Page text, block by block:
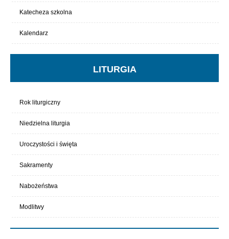
Katecheza szkolna
Kalendarz
LITURGIA
Rok liturgiczny
Niedzielna liturgia
Uroczystości i święta
Sakramenty
Nabożeństwa
Modlitwy